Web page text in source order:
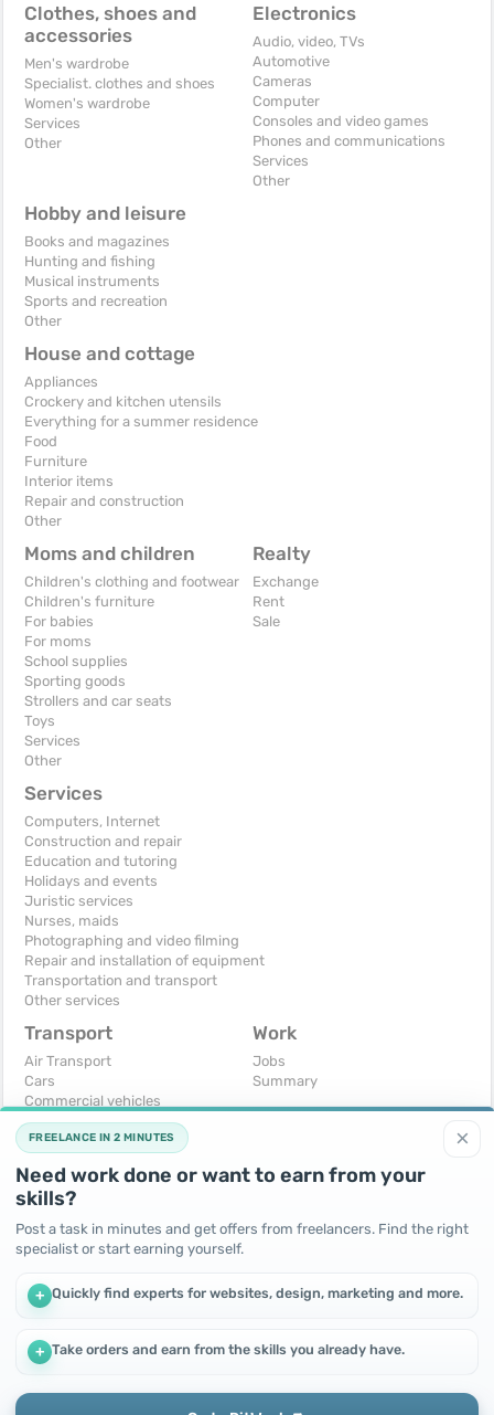
Clothes, shoes and
accessories
Men's wardrobe
Specialist. clothes and shoes
Women's wardrobe
Services
Other
Electronics
Audio, video, TVs
Automotive
Cameras
Computer
Consoles and video games
Phones and communications
Services
Other
Hobby and leisure
Books and magazines
Hunting and fishing
Musical instruments
Sports and recreation
Other
House and cottage
Appliances
Crockery and kitchen utensils
Everything for a summer residence
Food
Furniture
Interior items
Repair and construction
Other
Moms and children
Children's clothing and footwear
Children's furniture
For babies
For moms
School supplies
Sporting goods
Strollers and car seats
Toys
Services
Other
Realty
Exchange
Rent
Sale
Services
Computers, Internet
Construction and repair
Education and tutoring
Holidays and events
Juristic services
Nurses, maids
Photographing and video filming
Repair and installation of equipment
Transportation and transport
Other services
Transport
Air Transport
Cars
Commercial vehicles
Moto
Services
Trucks and special vehicles
Yachts, boats, kayaks
Other vehicles
Work
Jobs
Summary
For business
Business equipment
Ready business
Other
I will accept as a gift
×
FREELANCE IN 2 MINUTES
Need work done or want to earn from your
skills?
Post a task in minutes and get offers from freelancers. Find the right
specialist or start earning yourself.
+ Quickly find experts for websites, design, marketing and more.
+ Take orders and earn from the skills you already have.
We use cookies to improve performance and make the site